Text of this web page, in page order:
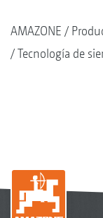
AMAZONE
Tecnología de